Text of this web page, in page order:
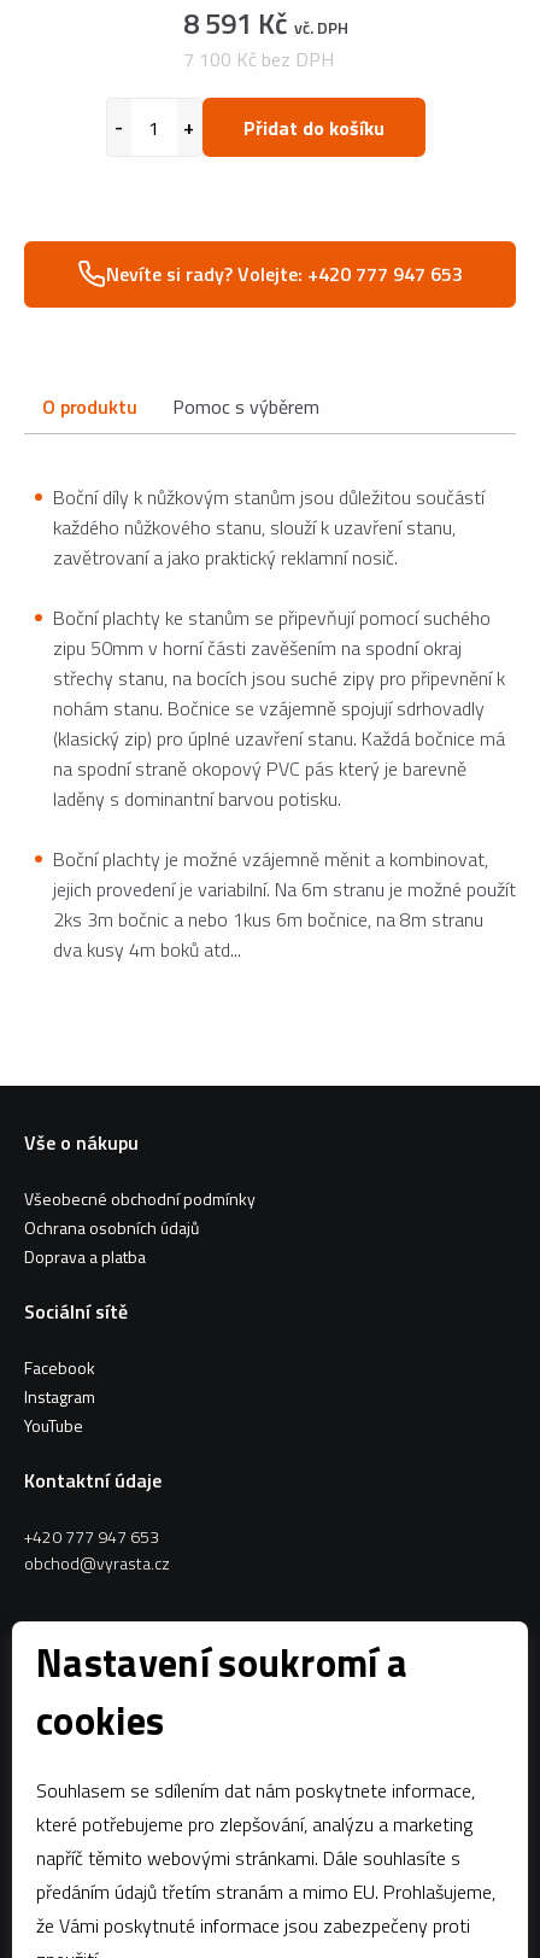
8 591 Kč vč. DPH
7 100 Kč bez DPH
Přidat do košíku
Nevíte si rady? Volejte: +420 777 947 653
O produktu Pomoc s výběrem
Boční díly k nůžkovým stanům jsou důležitou součástí
každého nůžkového stanu, slouží k uzavření stanu,
zavětrovaní a jako praktický reklamní nosič.
Boční plachty ke stanům se připevňují pomocí suchého
zipu 50mm v horní části zavěšením na spodní okraj
střechy stanu, na bocích jsou suché zipy pro připevnění k
nohám stanu. Bočnice se vzájemně spojují sdrhovadly
(klasický zip) pro úplné uzavření stanu. Každá bočnice má
na spodní straně okopový PVC pás který je barevně
laděny s dominantní barvou potisku.
Boční plachty je možné vzájemně měnit a kombinovat,
jejich provedení je variabilní. Na 6m stranu je možné použít
2ks 3m bočnic a nebo 1kus 6m bočnice, na 8m stranu
dva kusy 4m boků atd...
Vše o nákupu
Všeobecné obchodní podmínky
Ochrana osobních údajů
Doprava a platba
Sociální sítě
Facebook
Instagram
YouTube
Kontaktní údaje
+420 777 947 653
obchod@vyrasta.cz
Kontakty
Spytihněv 145
DIČ:CZ28287843
Zápis dle § 13a obchodního zákoníku:Krajský soud v Brně, oddíl C,
vložka 58796
Nastavení soukromí a
cookies
Souhlasem se sdílením dat nám poskytnete informace,
které potřebujeme pro zlepšování, analýzu a marketing
napříč těmito webovými stránkami. Dále souhlasíte s
předáním údajů třetím stranám a mimo EU. Prohlašujeme,
že Vámi poskytnuté informace jsou zabezpečeny proti